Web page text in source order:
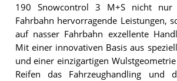
190 Snowcontrol 3 M+S nicht nur
Fahrbahn hervorragende Leistungen,
auf nasser Fahrbahn exzellente
Mit einer innovativen Basis aus
und einer einzigartigen
Reifen das Fahrzeughandling und